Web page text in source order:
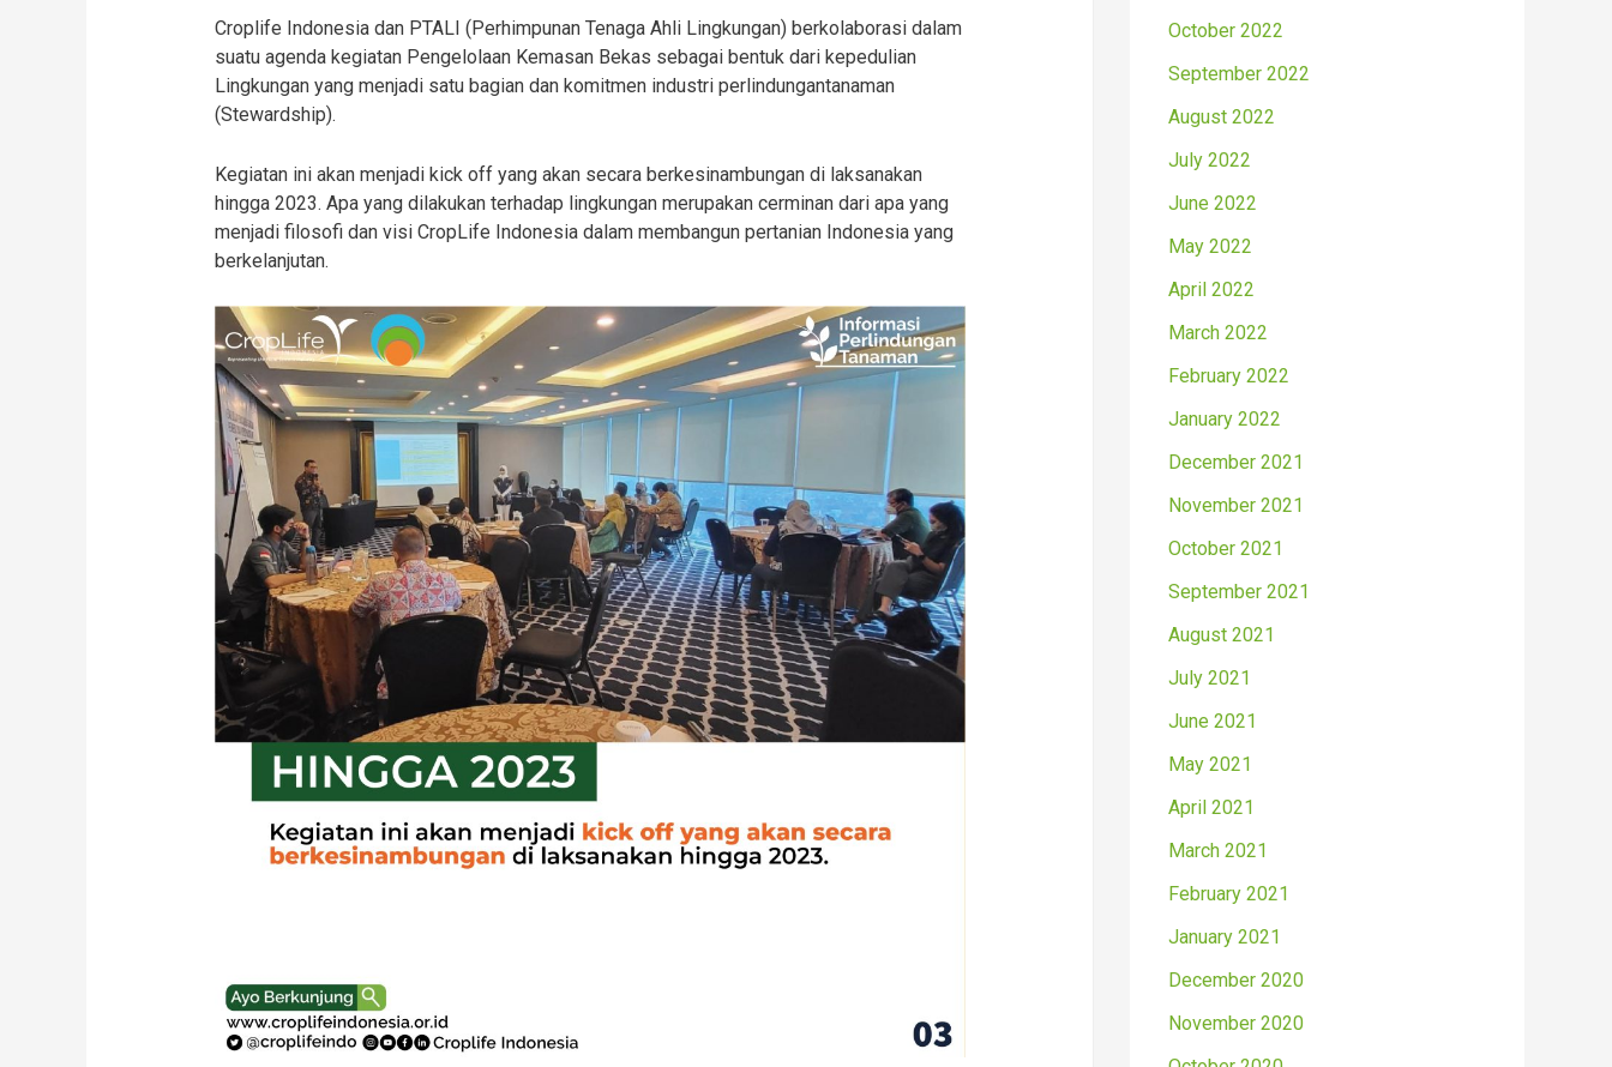
Croplife Indonesia dan PTALI (Perhimpunan Tenaga Ahli Lingkungan) berkolaborasi dalam
suatu agenda kegiatan Pengelolaan Kemasan Bekas sebagai bentuk dari kepedulian
Lingkungan yang menjadi satu bagian dan komitmen industri perlindungantanaman
(Stewardship).
Kegiatan ini akan menjadi kick off yang akan secara berkesinambungan di laksanakan
hingga 2023. Apa yang dilakukan terhadap lingkungan merupakan cerminan dari apa yang
menjadi filosofi dan visi CropLife Indonesia dalam membangun pertanian Indonesia yang
berkelanjutan.
October 2022
September 2022
August 2022
July 2022
June 2022
May 2022
April 2022
March 2022
February 2022
January 2022
December 2021
November 2021
October 2021
September 2021
August 2021
July 2021
June 2021
May 2021
April 2021
March 2021
February 2021
January 2021
December 2020
November 2020